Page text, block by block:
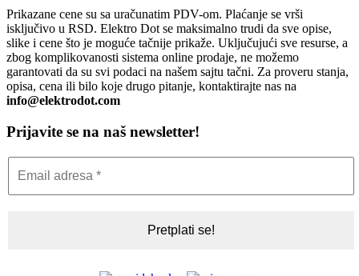
Prikazane cene su sa uračunatim PDV-om. Plaćanje se vrši
isključivo u RSD. Elektro Dot se maksimalno trudi da sve opise,
slike i cene što je moguće tačnije prikaže. Uključujući sve resurse, a
zbog komplikovanosti sistema online prodaje, ne možemo
garantovati da su svi podaci na našem sajtu tačni. Za proveru stanja,
opisa, cena ili bilo koje drugo pitanje, kontaktirajte nas na
info@elektrodot.com
Prijavite se na naš newsletter!